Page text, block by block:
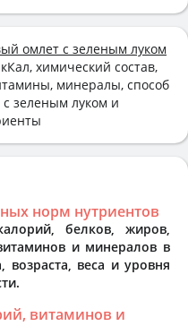
омлет с зеленым луком
химический состав,
минералы, способ
зеленым луком и
норм нутриентов
белков, жиров,
и минералов в
возраста, веса и уровня
витаминов и